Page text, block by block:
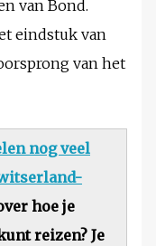
van Bond.
eindstuk van
van het
nog veel
hoe je
reizen? Je